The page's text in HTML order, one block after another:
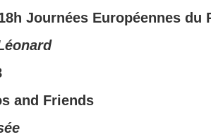
Journées Européennes du
and Friends